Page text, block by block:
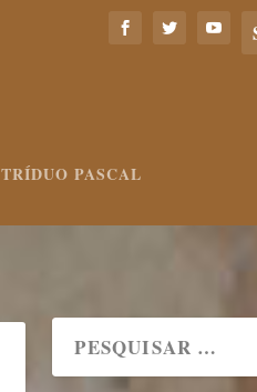
TRÍDUO PASCAL